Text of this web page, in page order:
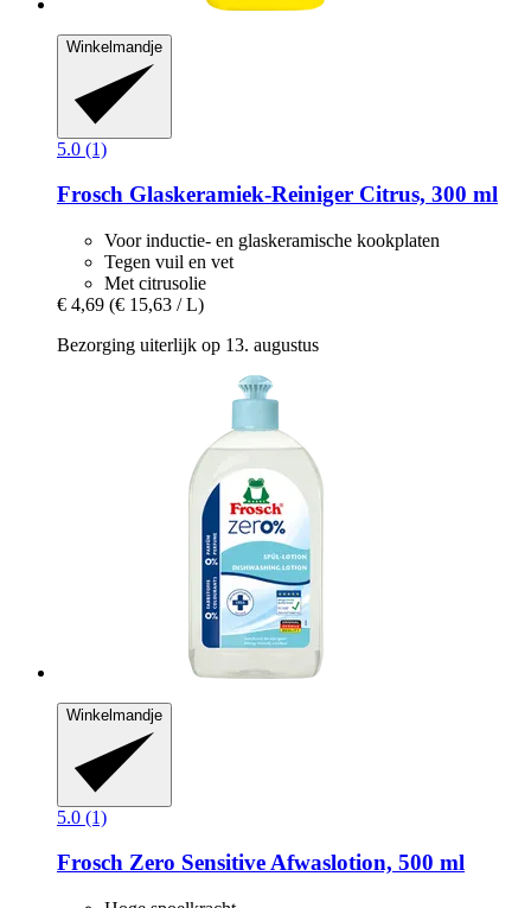
Winkelmandje
5.0 (1)
Frosch Glaskeramiek-​Reiniger Citrus, 300 ml
Voor inductie- en glaskeramische kookplaten
Tegen vuil en vet
Met citrusolie
€ 4,69 (€ 15,63 / L)
Bezorging uiterlijk op 13. augustus
Winkelmandje
5.0 (1)
Frosch Zero Sensitive Afwaslotion, 500 ml